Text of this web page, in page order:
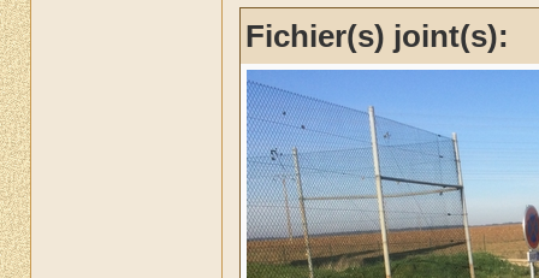
Fichier(s) joint(s):